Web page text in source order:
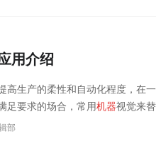
用介绍
高生产的柔性和自动化程度，在
足要求的场合，常用机器视觉来
部